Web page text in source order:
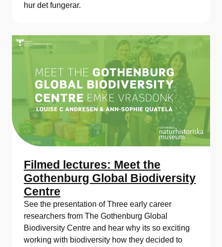
hur det fungerar.
Filmed lectures: Meet the
Gothenburg Global Biodiversity
Centre
See the presentation of Three early career
researchers from The Gothenburg Global
Biodiversity Centre and hear why its so exciting
working with biodiversity how they decided to